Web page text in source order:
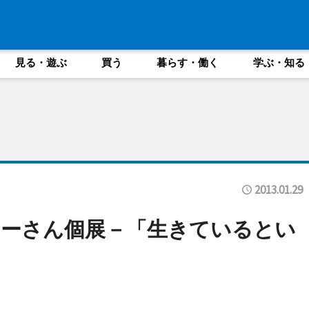
見る・遊ぶ 買う 暮らす・働く 学ぶ・知る
2013.01.29
さん個展－「生きているとい